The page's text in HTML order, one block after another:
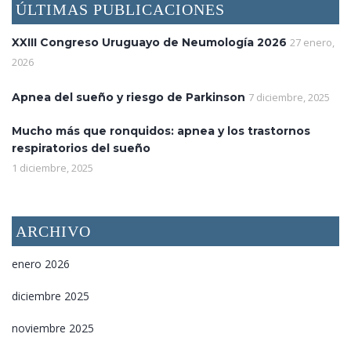
ÚLTIMAS PUBLICACIONES
XXIII Congreso Uruguayo de Neumología 2026 27 enero,
2026
Apnea del sueño y riesgo de Parkinson 7 diciembre, 2025
Mucho más que ronquidos: apnea y los trastornos
respiratorios del sueño
1 diciembre, 2025
ARCHIVO
enero 2026
diciembre 2025
noviembre 2025